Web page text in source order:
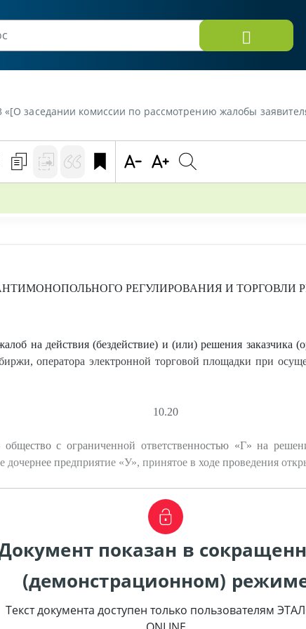
жалобы заявителя - общество с ограниченной ответственностью на решение комиссии
РЕГУЛИРОВАНИЯ И ТОРГОВЛИ
на действия (бездействие) и (или) решения заказчика
оператора электронной торговой площадки при
10.20
с ограниченной ответственностью «Г» на
дочернее предприятие «У», принятое в ходе проведения
показан в
(демонстрационном)
Текст документа доступен только пользователям